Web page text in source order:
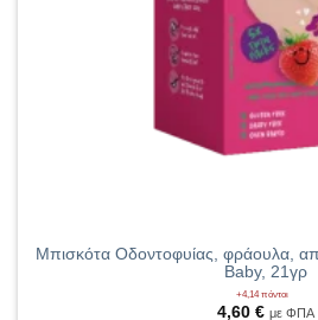
Μπισκότα Οδοντοφυίας, φράουλα,
Baby, 21γρ
+4,14 πόντοι
4,60 € με ΦΠΑ